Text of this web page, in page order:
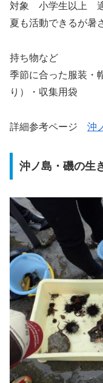
対象 小学生以上 適
夏も活動できるが暑
持ち物など
季節に合った服装・
り）・収集用袋
詳細参考ページ 沖
沖ノ島・磯の生